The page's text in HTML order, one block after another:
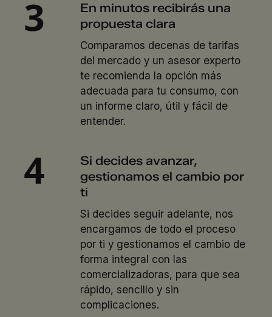
En minutos recibirás una
propuesta clara
Comparamos decenas de tarifas
del mercado y un asesor experto
te recomienda la opción más
adecuada para tu consumo, con
un informe claro, útil y fácil de
entender.
Si decides avanzar,
gestionamos el cambio por
ti
Si decides seguir adelante, nos
encargamos de todo el proceso
por ti y gestionamos el cambio de
forma integral con las
comercializadoras, para que sea
rápido, sencillo y sin
complicaciones.